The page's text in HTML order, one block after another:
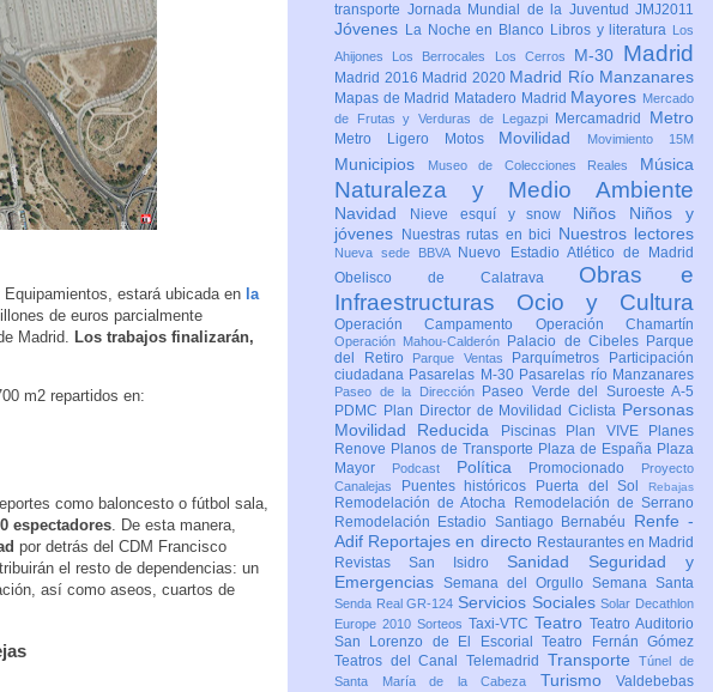
estará ubicada en la
de euros parcialmente
Madrid.
Los trabajos finalizarán,
m2 repartidos en:
como baloncesto o fútbol sala,
espectadores . De esta manera,
por detrás del CDM Francisco
el resto de dependencias: un
así como aseos, cuartos de
transporte Jornada Mundial de la Juventud JMJ2011
Jóvenes La Noche en Blanco Libros y literatura
Los
Ahijones
Los Berrocales Los Cerros M-30 Madrid
Madrid 2016 Madrid 2020 Madrid Río Manzanares
Mapas de Madrid Matadero Madrid Mayores Mercado
de Frutas y Verduras de Legazpi
Mercamadrid Metro
Metro Ligero Motos Movilidad Movimiento 15M
Municipios Museo de Colecciones Reales Música
Naturaleza y Medio Ambiente
Navidad Nieve esquí y snow Niños Niños y
jóvenes
Nuestras rutas en bici Nuestros lectores
Nueva sede BBVA
Nuevo Estadio Atlético de Madrid
Obelisco de Calatrava Obras e
Infraestructuras Ocio y Cultura
Operación Campamento Operación Chamartín
Operación Mahou-Calderón Palacio de Cibeles Parque
del Retiro
Parque Ventas Parquímetros
Participación
ciudadana Pasarelas M-30 Pasarelas río Manzanares
Paseo de la Dirección
Paseo Verde del Suroeste A-5
PDMC Plan Director de Movilidad Ciclista Personas
Movilidad Reducida
Piscinas Plan VIVE
Planes
Renove Planos de Transporte Plaza de España Plaza
Mayor
Podcast Política Promocionado
Proyecto
Canalejas
Puentes históricos Puerta del Sol Rebajas
Remodelación de Atocha
Remodelación de Serrano
Remodelación Estadio Santiago Bernabéu Renfe -
Adif Reportajes en directo Restaurantes en Madrid
Revistas San Isidro Sanidad Seguridad y
Emergencias Semana del Orgullo Semana Santa
Senda Real GR-124 Servicios SocialesSolar Decathlon
Europe 2010 Sorteos Taxi-VTC Teatro Teatro Auditorio
San Lorenzo de El EscorialTeatro Fernán Gómez
Teatros del Canal Telemadrid TransporteTúnel de
Santa María de la Cabeza Turismo Valdebebas